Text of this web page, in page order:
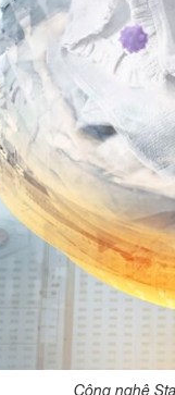
Công nghệ